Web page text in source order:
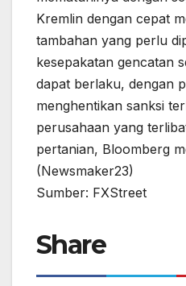
Kremlin dengan cepat
tambahan yang perlu
kesepakatan gencatan
dapat berlaku, dengan
menghentikan sanksi
perusahaan yang
pertanian, Bloomberg
(Newsmaker23)
Sumber: FXStreet
Share